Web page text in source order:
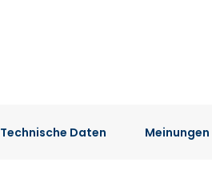
Technische Daten Meinungen